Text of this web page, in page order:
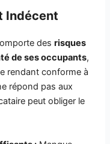
Indécent
desrisques
de ses occupants,
rendant conforme à
répond pas aux
peut obliger le